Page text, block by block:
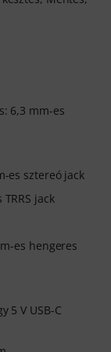
6,3 mm-es
es sztereó jack
jack
es hengeres
5 V USB-C